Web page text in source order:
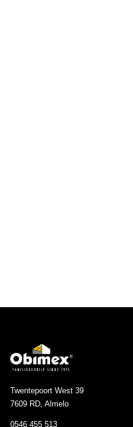
Twentepoort West 39
7609 RD, Almelo
0546 455 513